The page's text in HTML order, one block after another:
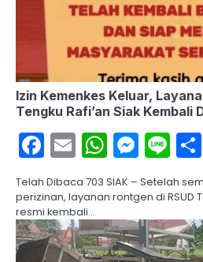
Izin Kemenkes Keluar,
Tengku Rafi’an Siak Kembali
Facebook
Email Line
Telah Dibaca 703 SIAK – Setelah
perizinan, layanan rontgen di RSUD
resmi kembali…